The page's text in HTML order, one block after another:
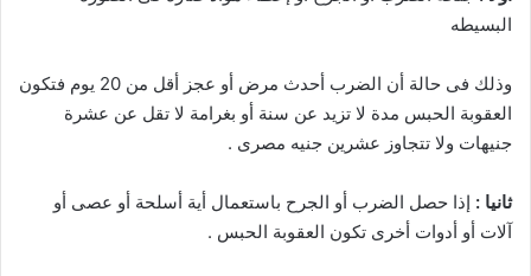
البسيطه
وذلك فى حالة أن الضرب أحدث مرض أو عجز أقل من 20 يوم فتكون
العقوبة الحبس مدة لا تزيد عن سنة أو بغرامة لا تقل عن عشرة
جنيهات ولا تتجاوز عشرين جنيه مصرى .
ثانيا : إذا حصل الضرب أو الجرح باستعمال أية أسلحة أو عصى أو
آلات أو أدوات أخرى تكون العقوبة الحبس .